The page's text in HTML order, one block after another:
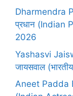
Dharmendra
प्रधान (Indian
2026
Yashasvi
जायसवाल
Aneet Padda